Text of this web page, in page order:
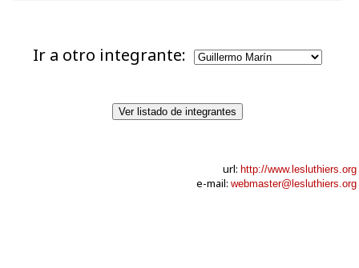
Ir a otro integrante:
Ver listado de integrantes
url: http://www.lesluthiers.org
e-mail: webmaster@lesluthiers.org